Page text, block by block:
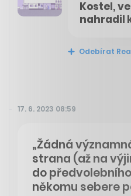
Kostel,
nahradil
Odebírat
17. 6. 2023 08:59
„Žádná
strana (až na
do
někomu sebere